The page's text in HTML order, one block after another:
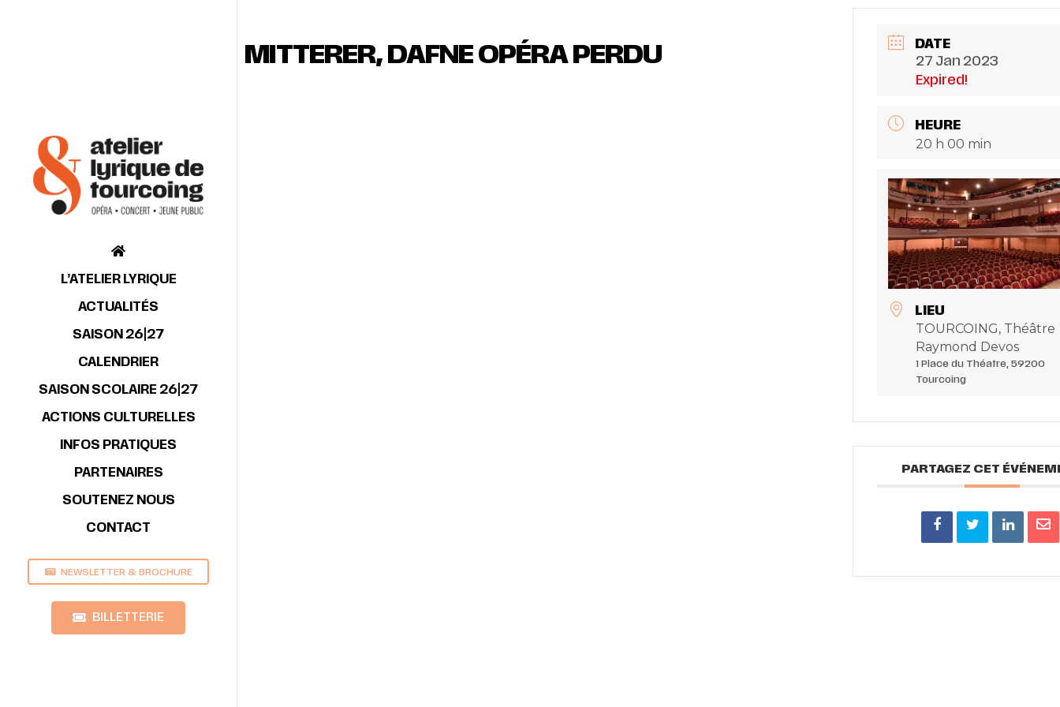
L’ATELIER LYRIQUE
ACTUALITÉS
SAISON 26|27
CALENDRIER
SAISON SCOLAIRE 26|27
ACTIONS CULTURELLES
INFOS PRATIQUES
PARTENAIRES
SOUTENEZ NOUS
CONTACT
NEWSLETTER & BROCHURE
BILLETTERIE
MITTERER, DAFNE OPÉRA PERDU
DATE
27 Jan 2023
Expired!
HEURE
20 h 00 min
LIEU
TOURCOING, Théâtre
Raymond Devos
1 Place du Théatre, 59200
Tourcoing
PARTAGEZ CET